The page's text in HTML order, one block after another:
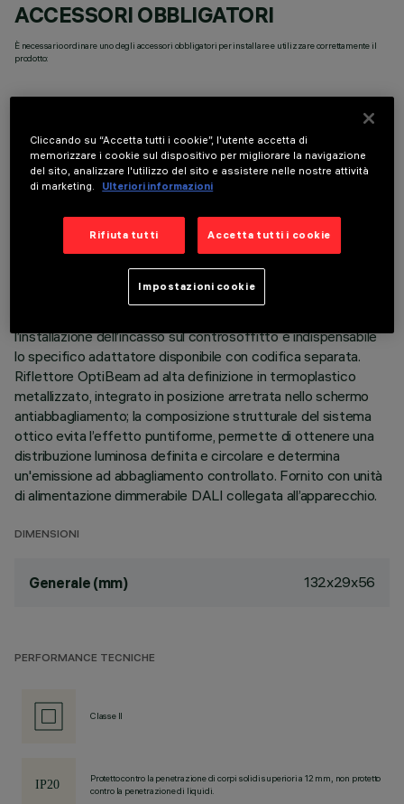
ACCESSORI OBBLIGATORI
È necessario ordinare uno degli accessori obbligatori per installare e utilizzare correttamente il
prodotto:
DATI TECNICI
ottici per sorgenti LED - ottica fissa. Corpo in alluminio
l’installazione dell’incasso sul controsoffitto è indispensabile
lo specifico adattatore disponibile con codifica separata.
Riflettore OptiBeam ad alta definizione in termoplastico
metallizzato, integrato in posizione arretrata nello schermo
antiabbagliamento; la composizione strutturale del sistema
ottico evita l’effetto puntiforme, permette di ottenere una
distribuzione luminosa definita e circolare e determina
un'emissione ad abbagliamento controllato. Fornito con unità
di alimentazione dimmerabile DALI collegata all’apparecchio.
DIMENSIONI
Generale (mm) 132x29x56
PERFORMANCE TECNICHE
Classe II
Protetto contro la penetrazione di corpi solidi superiori a 12 mm, non protetto
contro la penetrazione di liquidi.
Cliccando su “Accetta tutti i cookie”, l'utente accetta di
memorizzare i cookie sul dispositivo per migliorare la navigazione
del sito, analizzare l'utilizzo del sito e assistere nelle nostre attività
di marketing.
Ulteriori informazioni
Rifiuta tutti Accetta tutti i cookie
Impostazioni cookie